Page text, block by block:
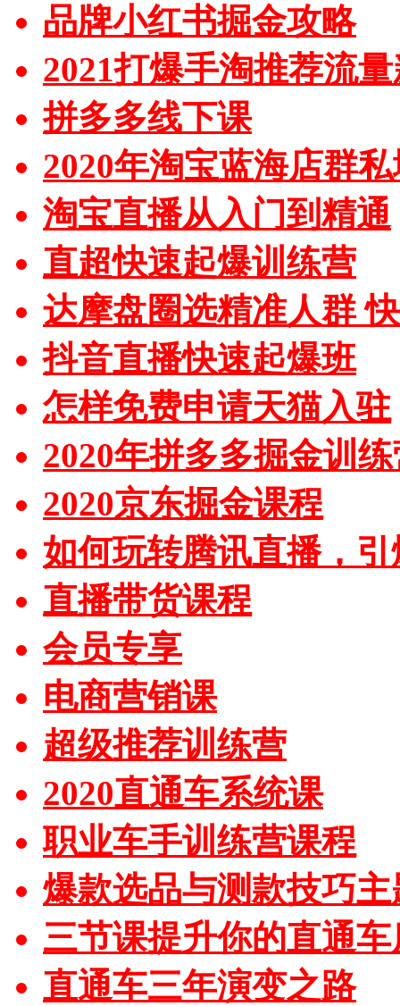
品牌小红书掘金攻略
2021打爆手淘推荐流
拼多多线下课
2020年淘宝蓝海店群
淘宝直播从入门到精通
直超快速起爆训练营
达摩盘圈选精准人群
抖音直播快速起爆班
怎样免费申请天猫入驻
2020年拼多多掘金训
2020京东掘金课程
如何玩转腾讯直播，
直播带货课程
会员专享
电商营销课
超级推荐训练营
2020直通车系统课
职业车手训练营课程
爆款选品与测款技巧主
三节课提升你的直通
直通车三年演变之路